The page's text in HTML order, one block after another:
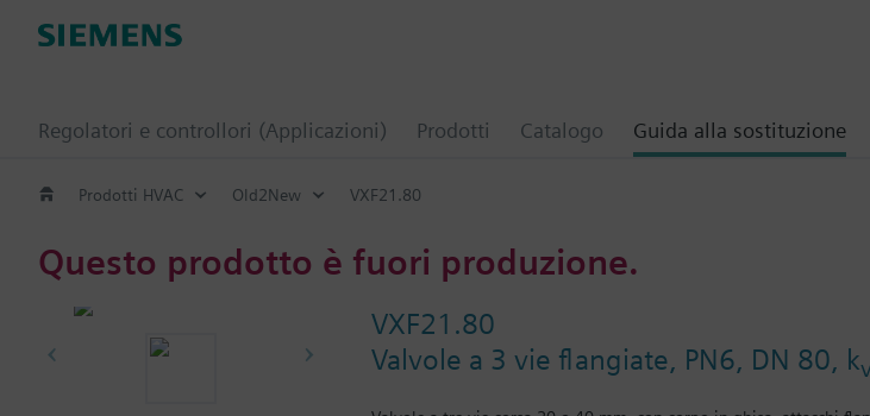
Regolatori e controllori (Applicazioni) Prodotti Catalogo Guida alla sostituzione
Prodotti HVAC Old2New VXF21.80
Questo prodotto è fuori produzione.
VXF21.80
Valvole a 3 vie flangiate, PN6, DN 80, k